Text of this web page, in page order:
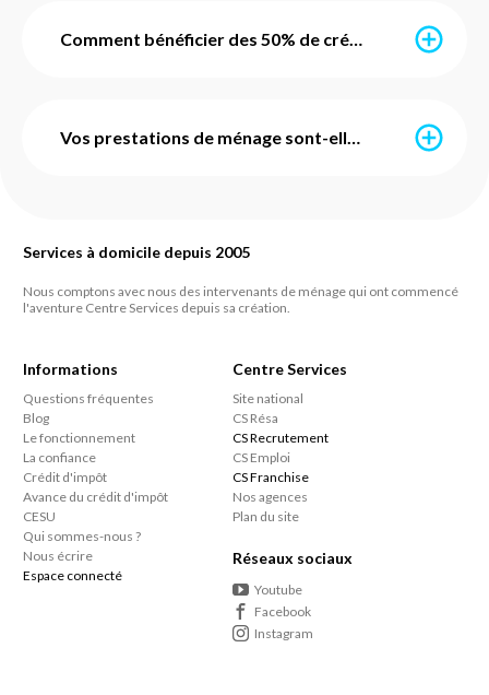
Comment bénéficier des 50% de crédit d'impôt immédiat ?
l'URSSAF, vous ne payez que la moitié de votre facture
100 €, seuls 50 € sont prélevés sur votre compte.
frais de votre part.
Vos prestations de ménage sont-elles avec ou sans engagement ?
sans engagement de durée et sans frais de dossier
vos interventions sur simple appel à votre agence de
intervenants, et non par un contrat contraignant.
Services à domicile depuis 2005
Nous comptons avec nous des intervenants de ménage qui ont commencé
l'aventure Centre Services depuis sa création.
Informations
Questions fréquentes
Blog
Le fonctionnement
La confiance
Crédit d'impôt
Avance du crédit d'impôt
CESU
Qui sommes-nous ?
Nous écrire
Espace connecté
Centre Services
Site national
CS Résa
CS Recrutement
CS Emploi
CS Franchise
Nos agences
Plan du site
Réseaux sociaux
Youtube
Facebook
Instagram